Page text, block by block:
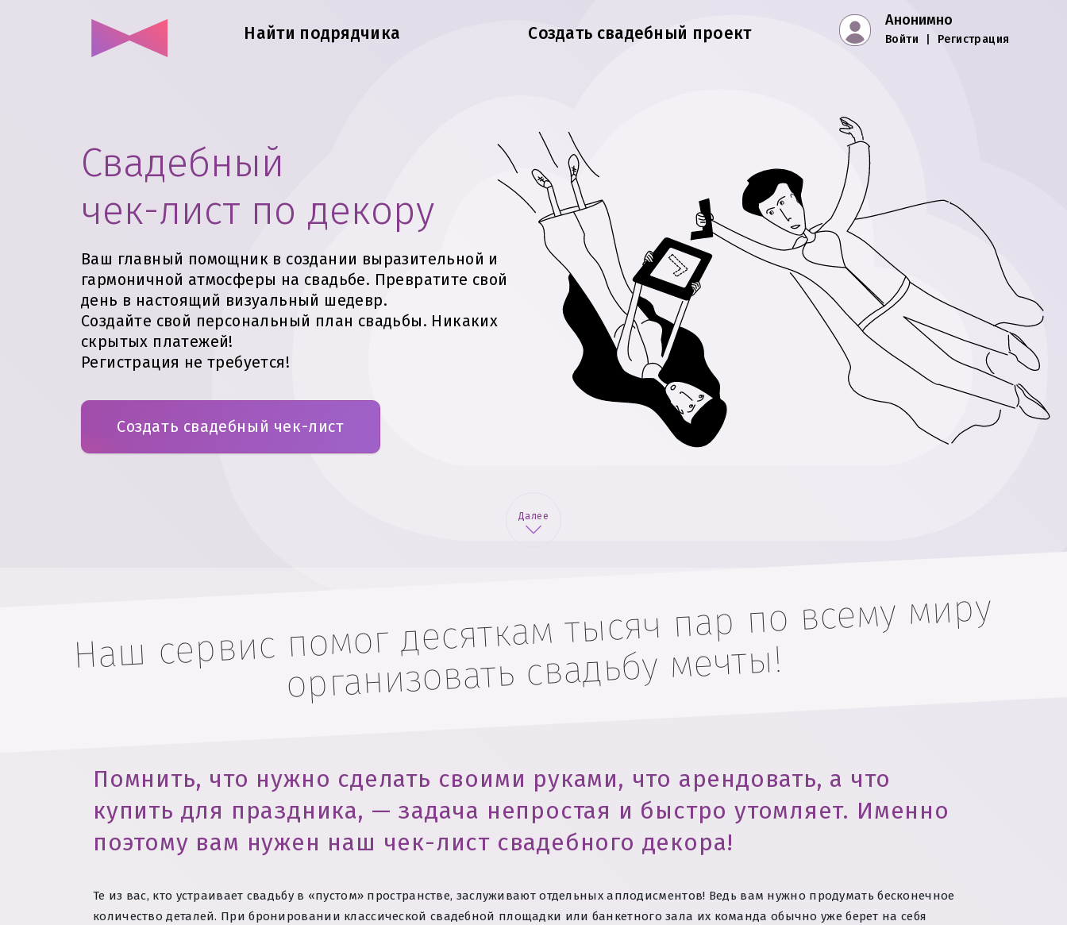
Найти подрядчика Создать свадебный проект
Анонимно
Войти Регистрация
Свадебный
чек-лист по декору
Ваш главный помощник в создании выразительной и
гармоничной атмосферы на свадьбе. Превратите свой
день в настоящий визуальный шедевр.
Создайте свой персональный план свадьбы. Никаких
скрытых платежей!
Регистрация не требуется!
Создать свадебный чек-лист
Далее
Наш сервис помог десяткам тысяч пар по всему миру
организовать свадьбу мечты!
Помнить, что нужно сделать своими руками, что арендовать, а что
купить для праздника, — задача непростая и быстро утомляет. Именно
поэтому вам нужен наш чек-лист свадебного декора!
Те из вас, кто устраивает свадьбу в «пустом» пространстве, заслуживают отдельных аплодисментов! Ведь вам нужно продумать бесконечное
количество деталей. При бронировании классической свадебной площадки или банкетного зала их команда обычно уже берет на себя